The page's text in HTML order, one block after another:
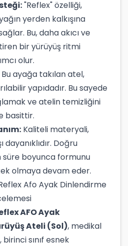
"Reflex" özelliği,
yerden kalkışına
Bu, daha akıcı ve
bir yürüyüş ritmi
olur.
Bu ayağa takılan atel,
yapıdadır. Bu sayede
ve atelin temizliğini
basittir.
Kaliteli materyali,
Doğru
süre boyunca formunu
olmaya devam eder.
Afo Ayak Dinlendirme
AFO Ayak
Ateli (Sol), medikal
sınıf esnek